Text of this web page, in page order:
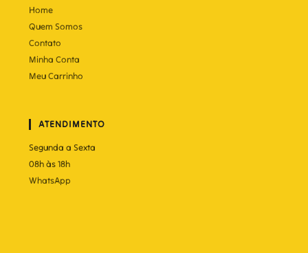
Home
Quem Somos
Contato
Minha Conta
Meu Carrinho
ATENDIMENTO
Segunda a Sexta
08h às 18h
WhatsApp